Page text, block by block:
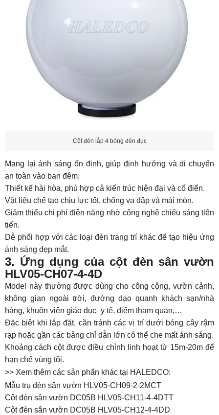
Cột đèn lắp 4 bóng đèn đục
Mang lại ánh sáng ổn định, giúp định hướng và di chuyển
an toàn vào ban đêm.
Thiết kế hài hòa, phù hợp cả kiến trúc hiện đại và cổ điển.
Vật liệu chế tạo chịu lực tốt, chống va đập và mài mòn.
Giảm thiểu chi phí điện năng nhờ công nghệ chiếu sáng tiên
tiến.
Dễ phối hợp với các loại đèn trang trí khác để tạo hiệu ứng
ánh sáng đẹp mắt.
3. Ứng dụng của cột đèn sân vườn
HLV05-CH07-4-4D
Model này thường được dùng cho công cộng, vườn cảnh,
không gian ngoài trời, đường dạo quanh khách sạn/nhà
hàng, khuôn viên giáo dục–y tế, điểm tham quan,…
Đặc biệt khi lắp đặt, cần tránh các vị trí dưới bóng cây rậm
rạp hoặc gần các bảng chỉ dẫn lớn có thể che mất ánh sáng.
Khoảng cách cột được điều chỉnh linh hoạt từ 15m-20m để
hạn chế vùng tối.
>> Xem thêm các sản phẩn khác tại HALEDCO:
Mẫu trụ đèn sân vườn HLV05-CH09-2-2MCT
Cột đèn sân vườn DC05B HLV05-CH11-4-4DTT
Cột đèn sân vườn DC05B HLV05-CH12-4-4DD